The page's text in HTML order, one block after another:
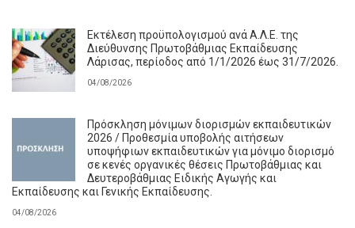
Εκτέλεση προϋπολογισμού ανά Α.Λ.Ε. της
Διεύθυνσης Πρωτοβάθμιας Εκπαίδευσης
Λάρισας, περίοδος από 1/1/2026 έως 31/7/2026.
04/08/2026
Πρόσκληση μόνιμων διορισμών εκπαιδευτικών
2026 / Προθεσμία υποβολής αιτήσεων
υποψήφιων εκπαιδευτικών για μόνιμο διορισμό
σε κενές οργανικές θέσεις Πρωτοβάθμιας και
Δευτεροβάθμιας Ειδικής Αγωγής και
Εκπαίδευσης και Γενικής Εκπαίδευσης.
04/08/2026